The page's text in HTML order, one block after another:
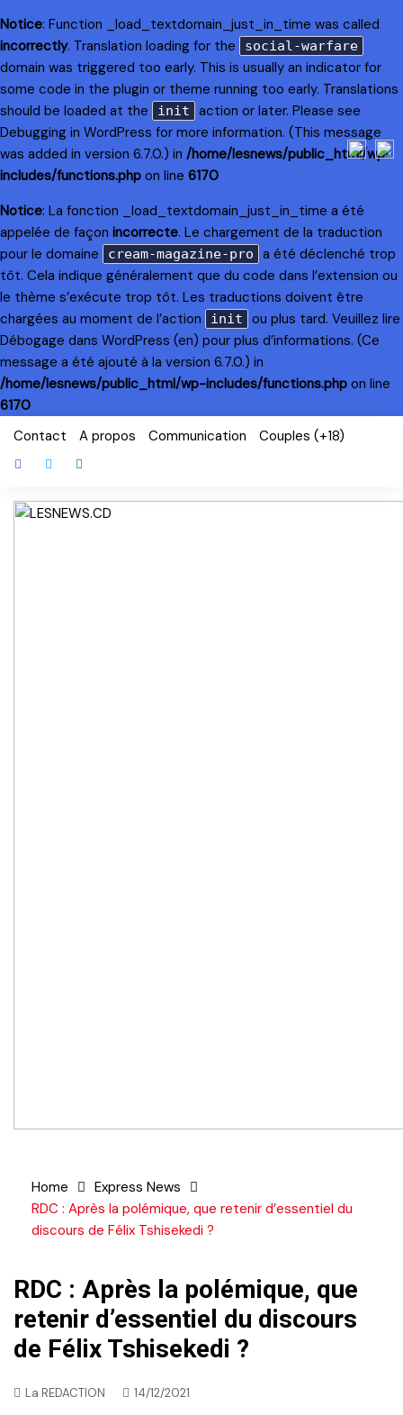
Notice: Function _load_textdomain_just_in_time was called
incorrectly. Translation loading for the social-warfare
domain was triggered too early. This is usually an indicator for
some code in the plugin or theme running too early. Translations
should be loaded at the
init
action or later. Please see
Debugging in WordPress for more information. (This message
was added in version 6.7.0.) in /home/lesnews/public_html/wp-
includes/functions.php on line 6170
Notice: La fonction _load_textdomain_just_in_time a été
appelée de façon incorrecte. Le chargement de la traduction
pour le domaine
cream-magazine-pro
a été déclenché trop
tôt. Cela indique généralement que du code dans l’extension ou
le thème s’exécute trop tôt. Les traductions doivent être
chargées au moment de l’action
init
ou plus tard. Veuillez lire
Débogage dans WordPress (en) pour plus d’informations. (Ce
message a été ajouté à la version 6.7.0.) in
/home/lesnews/public_html/wp-includes/functions.php on line
6170
Skip
content
Contact A propos Communication Couples (+18)
Home
Express News
RDC : Après la polémique, que retenir d’essentiel du
discours de Félix Tshisekedi ?
RDC : Après la polémique, que
retenir d’essentiel du discours
de Félix Tshisekedi ?
La REDACTION 14/12/2021